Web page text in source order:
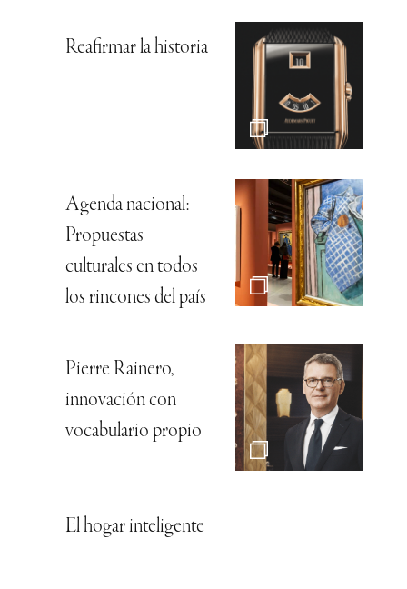
Reafirmar la historia
Agenda nacional:
Propuestas
culturales en todos
los rincones del país
Pierre Rainero,
innovación con
vocabulario propio
El hogar inteligente